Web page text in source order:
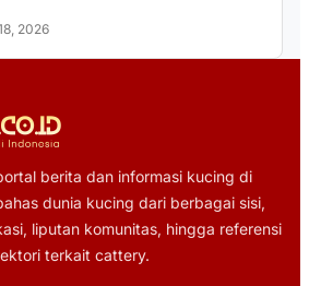
2026
berita dan informasi kucing di
dunia kucing dari berbagai sisi,
liputan komunitas, hingga referensi
terkait cattery.